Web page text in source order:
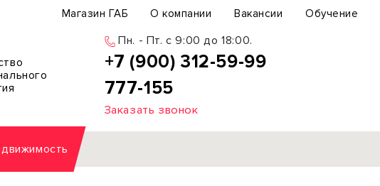
Магазин ГАБ О компании Вакансии Обучение
Пн. - Пт. c 9:00 до 18:00.
+7 (900) 312-59-99
777-155
Заказать звонок